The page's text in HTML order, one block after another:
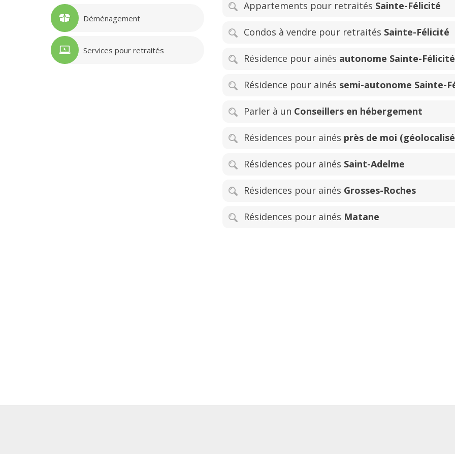
Déménagement
Services pour retraités
Appartements pour retraités Sainte-Félicité
Condos à vendre pour retraités Sainte-Félicité
Résidence pour ainés autonome Sainte-Félicité
Résidence pour ainés semi-autonome Sainte-
Parler à un Conseillers en hébergement
Résidences pour ainés près de moi
Résidences pour ainés Saint-Adelme
Résidences pour ainés Grosses-Roches
Résidences pour ainés Matane